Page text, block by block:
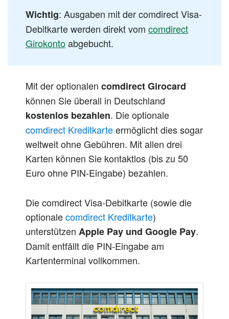
Wichtig: Ausgaben mit der comdirect Visa-
Debitkarte werden direkt vom comdirect
Girokontoabgebucht.
Mit der optionalen comdirect Girocard
können Sie überall in Deutschland
kostenlos bezahlen. Die optionale
comdirect Kreditkarteermöglicht dies sogar
weltweit ohne Gebühren. Mit allen drei
Karten können Sie kontaktlos (bis zu 50
Euro ohne PIN-Eingabe) bezahlen.
Die comdirect Visa-Debitkarte (sowie die
optionalecomdirect Kreditkarte)
unterstützen Apple Pay und Google Pay.
Damit entfällt die PIN-Eingabe am
Kartenterminal vollkommen.